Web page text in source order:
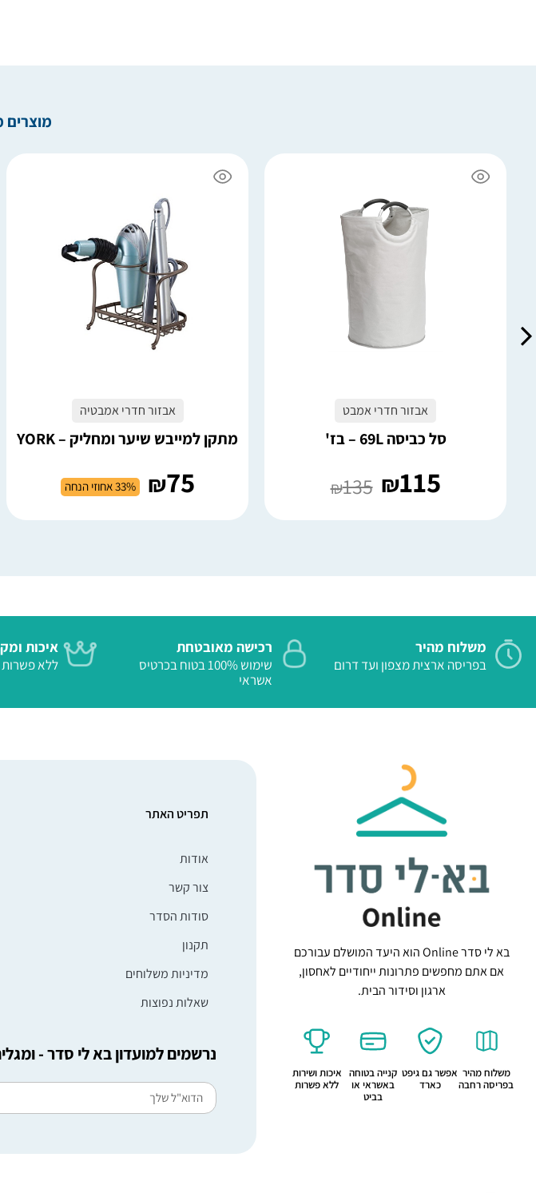
מוצרים
הוספה לסל
אבזור חדרי אמבט
סל כביסה 69L – בז'
₪115
₪135
הוספה לסל
אבזור חדרי אמבטיה
מתקן למייבש שיער ומחליק – YORK
₪75 33% אחוזי הנחה
משלוח מהיר
בפריסה ארצית מצפון ועד דרום
רכישה מאובטחת
שימוש 100% בטוח בכרטיס
אשראי
איכות
ללא פשרות
בא לי סדר Online הוא היעד המושלם עבורכם
אם אתם מחפשים פתרונות ייחודיים לאחסון,
ארגון וסידור הבית.
משלוח מהיר
בפריסה רחבה
אפשר גם גיפט
כארד
קנייה בטוחה
באשראי או
בביט
איכות ושירות
ללא פשרות
תפריט האתר
אודות
צור קשר
סודות הסדר
תקנון
מדיניות משלוחים
שאלות נפוצות
נרשמים למועדון בא לי סדר -